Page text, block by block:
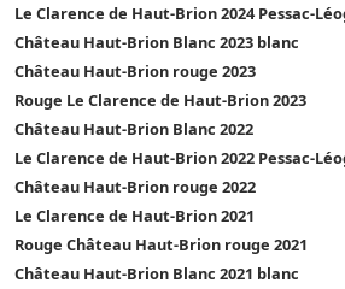
Le Clarence de Haut-Brion 2024 Pessac-
Château Haut-Brion Blanc 2023 blanc
Château Haut-Brion rouge 2023
Rouge Le Clarence de Haut-Brion 2023
Château Haut-Brion Blanc 2022
Le Clarence de Haut-Brion 2022 Pessac-
Château Haut-Brion rouge 2022
Le Clarence de Haut-Brion 2021
Rouge Château Haut-Brion rouge 2021
Château Haut-Brion Blanc 2021 blanc